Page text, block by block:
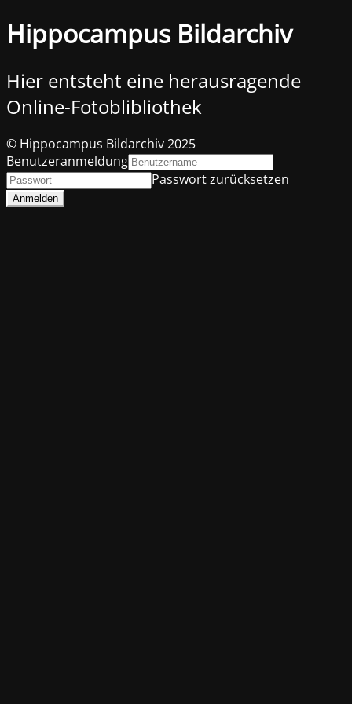
Hippocampus Bildarchiv
Hier entsteht eine herausragende
Online-Fotoblibliothek
© Hippocampus Bildarchiv 2025
Benutzeranmeldung
Passwort zurücksetzen